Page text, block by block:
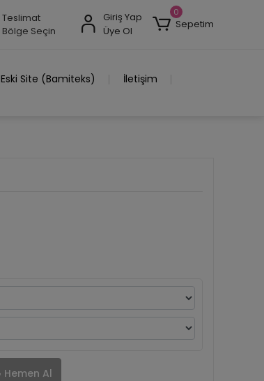
Teslimat
Bölge Seçin
Giriş Yap
Üye Ol
0
Sepetim
Eski Site (Bamiteks) İletişim
Hemen Al